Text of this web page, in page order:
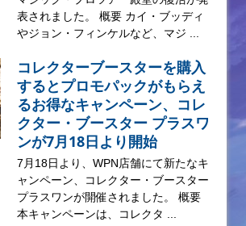
表されました。 概要 カイ・ブッディ
やジョン・フィンケルなど、マジ ...
コレクターブースターを購入
するとプロモパックがもらえ
るお得なキャンペーン、コレ
クター・ブースター プラスワ
ンが7月18日より開始
7月18日より、WPN店舗にて新たなキ
ャンペーン、コレクター・ブースター
プラスワンが開催されました。 概要
本キャンペーンは、コレクタ ...